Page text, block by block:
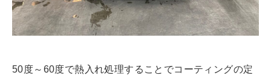
50度～60度で熱入れ処理することでコーティングの定